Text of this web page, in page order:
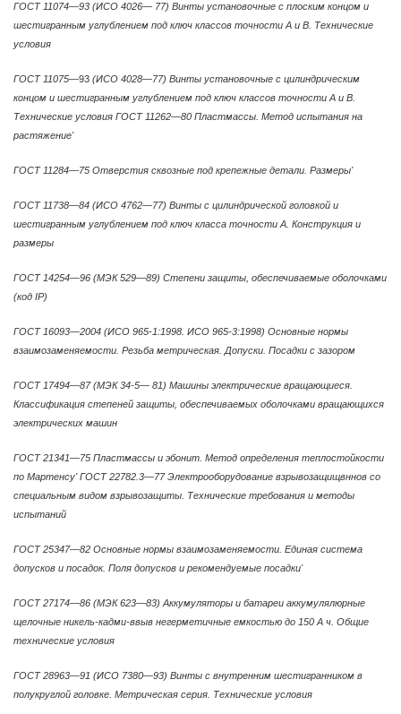
ГОСТ 11074—93 (ИСО 4026— 77) Винты установочные с плоским концом и
шестигранным углублением под ключ классов точности А и В. Технические
условия
ГОСТ 11075—93 (ИСО 4028—77) Винты установочные с цилиндрическим
концом и шестигранным углублением под ключ классов точности А и В.
Технические условия ГОСТ 11262—80 Пластмассы. Метод испытания на
растяжение'
ГОСТ 11284—75 Отверстия сквозные под крепежные детали. Размеры'
ГОСТ 11738—84 (ИСО 4762—77) Винты с цилиндрической головкой и
шестигранным углублением под ключ класса точности А. Конструкция и
размеры
ГОСТ 14254—96 (МЭК 529—89) Степени защиты, обеспечиваемые оболочками
(код IP)
ГОСТ 16093—2004 (ИСО 965-1:1998. ИСО 965-3:1998) Основные нормы
взаимозаменяемости. Резьба метрическая. Допуски. Посадки с зазором
ГОСТ 17494—87 (МЭК 34-5— 81) Машины электрические вращающиеся.
Классификация степеней защиты, обеспечиваемых оболочками вращающихся
электрических машин
ГОСТ 21341—75 Пластмассы и эбонит. Метод определения теплостойкости
по Мартенсу' ГОСТ 22782.3—77 Электрооборудование взрывозащищвннов со
специальным видом взрывозащиты. Технические требования и методы
испытаний
ГОСТ 25347—82 Основные нормы взаимозаменяемости. Единая система
допусков и посадок. Поля допусков и рекомендуемые посадки'
ГОСТ 27174—86 (МЭК 623—83) Аккумуляторы и батареи аккумулялюрные
щелочные никель-кадми-ввыв негерметичные емкостью до 150 А ч. Общие
технические условия
ГОСТ 28963—91 (ИСО 7380—93) Винты с внутренним шестигранником в
полукруглой головке. Метрическая серия. Технические условия